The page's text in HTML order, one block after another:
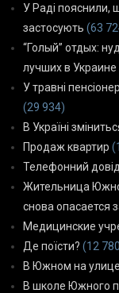
У Раді пояснили,
застосують (63
“Голый” отдых:
лучших в Украине
У травні
(29 934)
В Україні
Продаж квартир
Телефонний
Жительница
снова опасается
Медицинские
Де поїсти? (12
В Южном на
В школе Южного